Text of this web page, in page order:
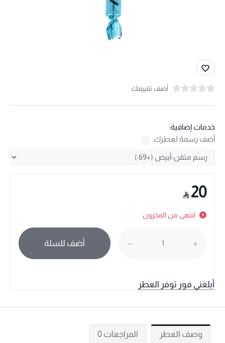
أضف تقييمك
خدمات إضافية:
أضف رسمة لعطرك
20
انتهى من المخزون
أضف للسلة
أبلغني فور توفر العطر
وصف العطر المراجعات 0